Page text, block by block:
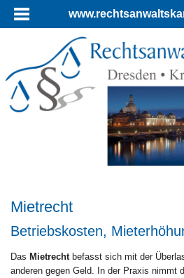
Mietrecht
Betriebskosten,
Das Mietrecht befasst sich mit der
anderen gegen Geld. In der Praxis nimmt